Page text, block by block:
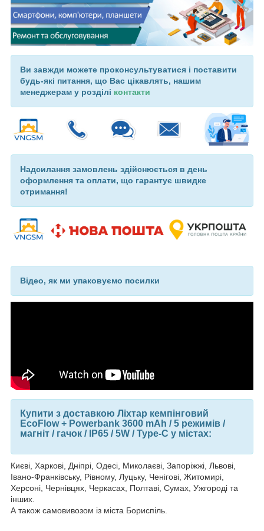
Ви завжди можете проконсультуватися і поставити
будь-які питання, що Вас цікавлять, нашим
менеджерам у розділі контакти
Надсилання замовлень здійснюється в день
оформлення та оплати, що гарантує швидке
отримання!
Відео, як ми упаковуємо посилки
Купити з доставкою Ліхтар кемпінговий
EcoFlow + Powerbank 3600 mAh / 5 режимів /
магніт / гачок / IP65 / 5W / Type-C у містах:
Києві, Харкові, Дніпрі, Одесі, Миколаєві, Запоріжжі, Львові,
Івано-Франківську, Рівному, Луцьку, Ченігові, Житомирі,
Херсоні, Чернівцях, Черкасах, Полтаві, Сумах, Ужгороді та
інших.
А також самовивозом із міста Бориспіль.